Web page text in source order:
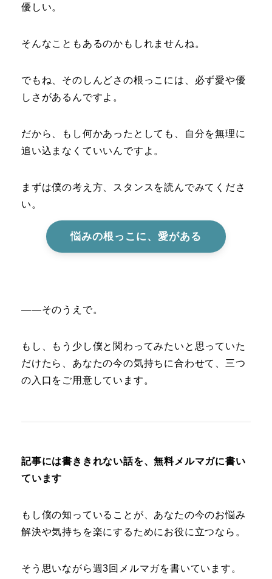
優しい。
そんなこともあるのかもしれませんね。
でもね、そのしんどさの根っこには、必ず愛や優
しさがあるんですよ。
だから、もし何かあったとしても、自分を無理に
追い込まなくていいんですよ。
まずは僕の考え方、スタンスを読んでみてくださ
い。
悩みの根っこに、愛がある
――そのうえで。
もし、もう少し僕と関わってみたいと思っていた
だけたら、あなたの今の気持ちに合わせて、三つ
の入口をご用意しています。
記事には書ききれない話を、無料メルマガに書い
ています
もし僕の知っていることが、あなたの今のお悩み
解決や気持ちを楽にするためにお役に立つなら。
そう思いながら週3回メルマガを書いています。